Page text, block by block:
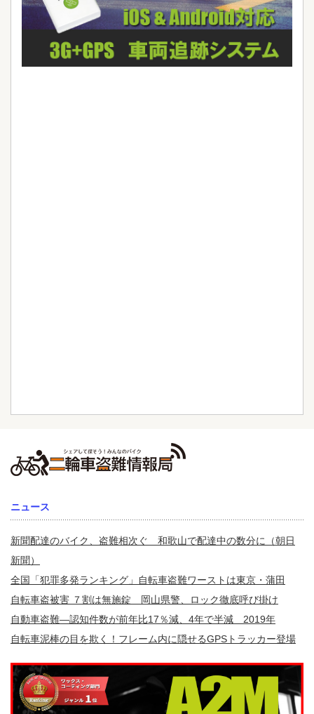
ニュース
新聞配達のバイク、盗難相次ぐ 和歌山で配達中の数分に（朝日
新聞）
全国「犯罪多発ランキング」自転車盗難ワーストは東京・蒲田
自転車盗被害 ７割は無施錠 岡山県警、ロック徹底呼び掛け
自動車盗難—認知件数が前年比17％減、4年で半減 2019年
自転車泥棒の目を欺く！フレーム内に隠せるGPSトラッカー登場